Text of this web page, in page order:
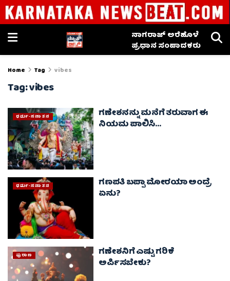
ನಾಗರಾಜ್ ಅರೆಹೊಳೆ
ಪ್ರಧಾನ ಸಂಪಾದಕರು
Home Tag vibes
Tag:vibes
ಧರ್ಮ-ಸನಾತನ ಗಣೇಶನನ್ನು ಮನೆಗೆ ತರುವಾಗ ಈ
ನಿಯಮ ಪಾಲಿಸಿ…
ಧರ್ಮ-ಸನಾತನ ಗಣಪತಿ ಬಪ್ಪಾ ಮೋರಯಾ ಅಂದ್ರೆ
ಏನು?
ಪುರಾಣ ಗಣೇಶನಿಗೆ ಎಷ್ಟು ಗರಿಕೆ
ಅರ್ಪಿಸಬೇಕು?